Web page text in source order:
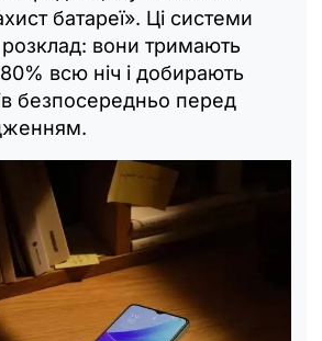
батареї». Ці системи
вони тримають
80% всю ніч і добирають
безпосередньо перед